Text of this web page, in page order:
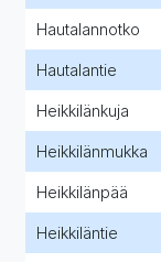
Hautalannotko
Hautalantie
Heikkilänkuja
Heikkilänmukka
Heikkilänpää
Heikkiläntie